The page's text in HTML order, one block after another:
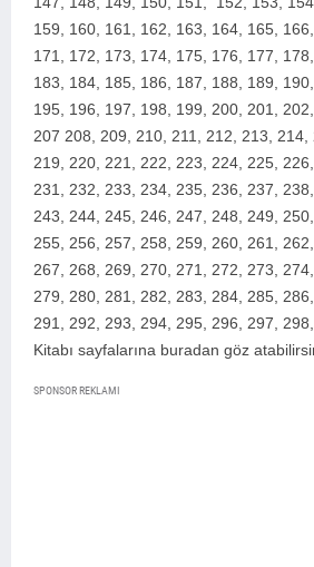
159, 160, 161, 162, 163, 164, 165,
171, 172, 173, 174, 175, 176, 177,
183, 184, 185, 186, 187, 188, 189,
195, 196, 197, 198, 199, 200, 201,
207 208, 209, 210, 211, 212, 213, 214,
219, 220, 221, 222, 223, 224, 225,
231, 232, 233, 234, 235, 236, 237,
243, 244, 245, 246, 247, 248, 249,
255, 256, 257, 258, 259, 260, 261,
267, 268, 269, 270, 271, 272, 273,
279, 280, 281, 282, 283, 284, 285,
291, 292, 293, 294, 295, 296, 297, 298,
Kitabı sayfalarına buradan göz
SPONSOR REKLAMI